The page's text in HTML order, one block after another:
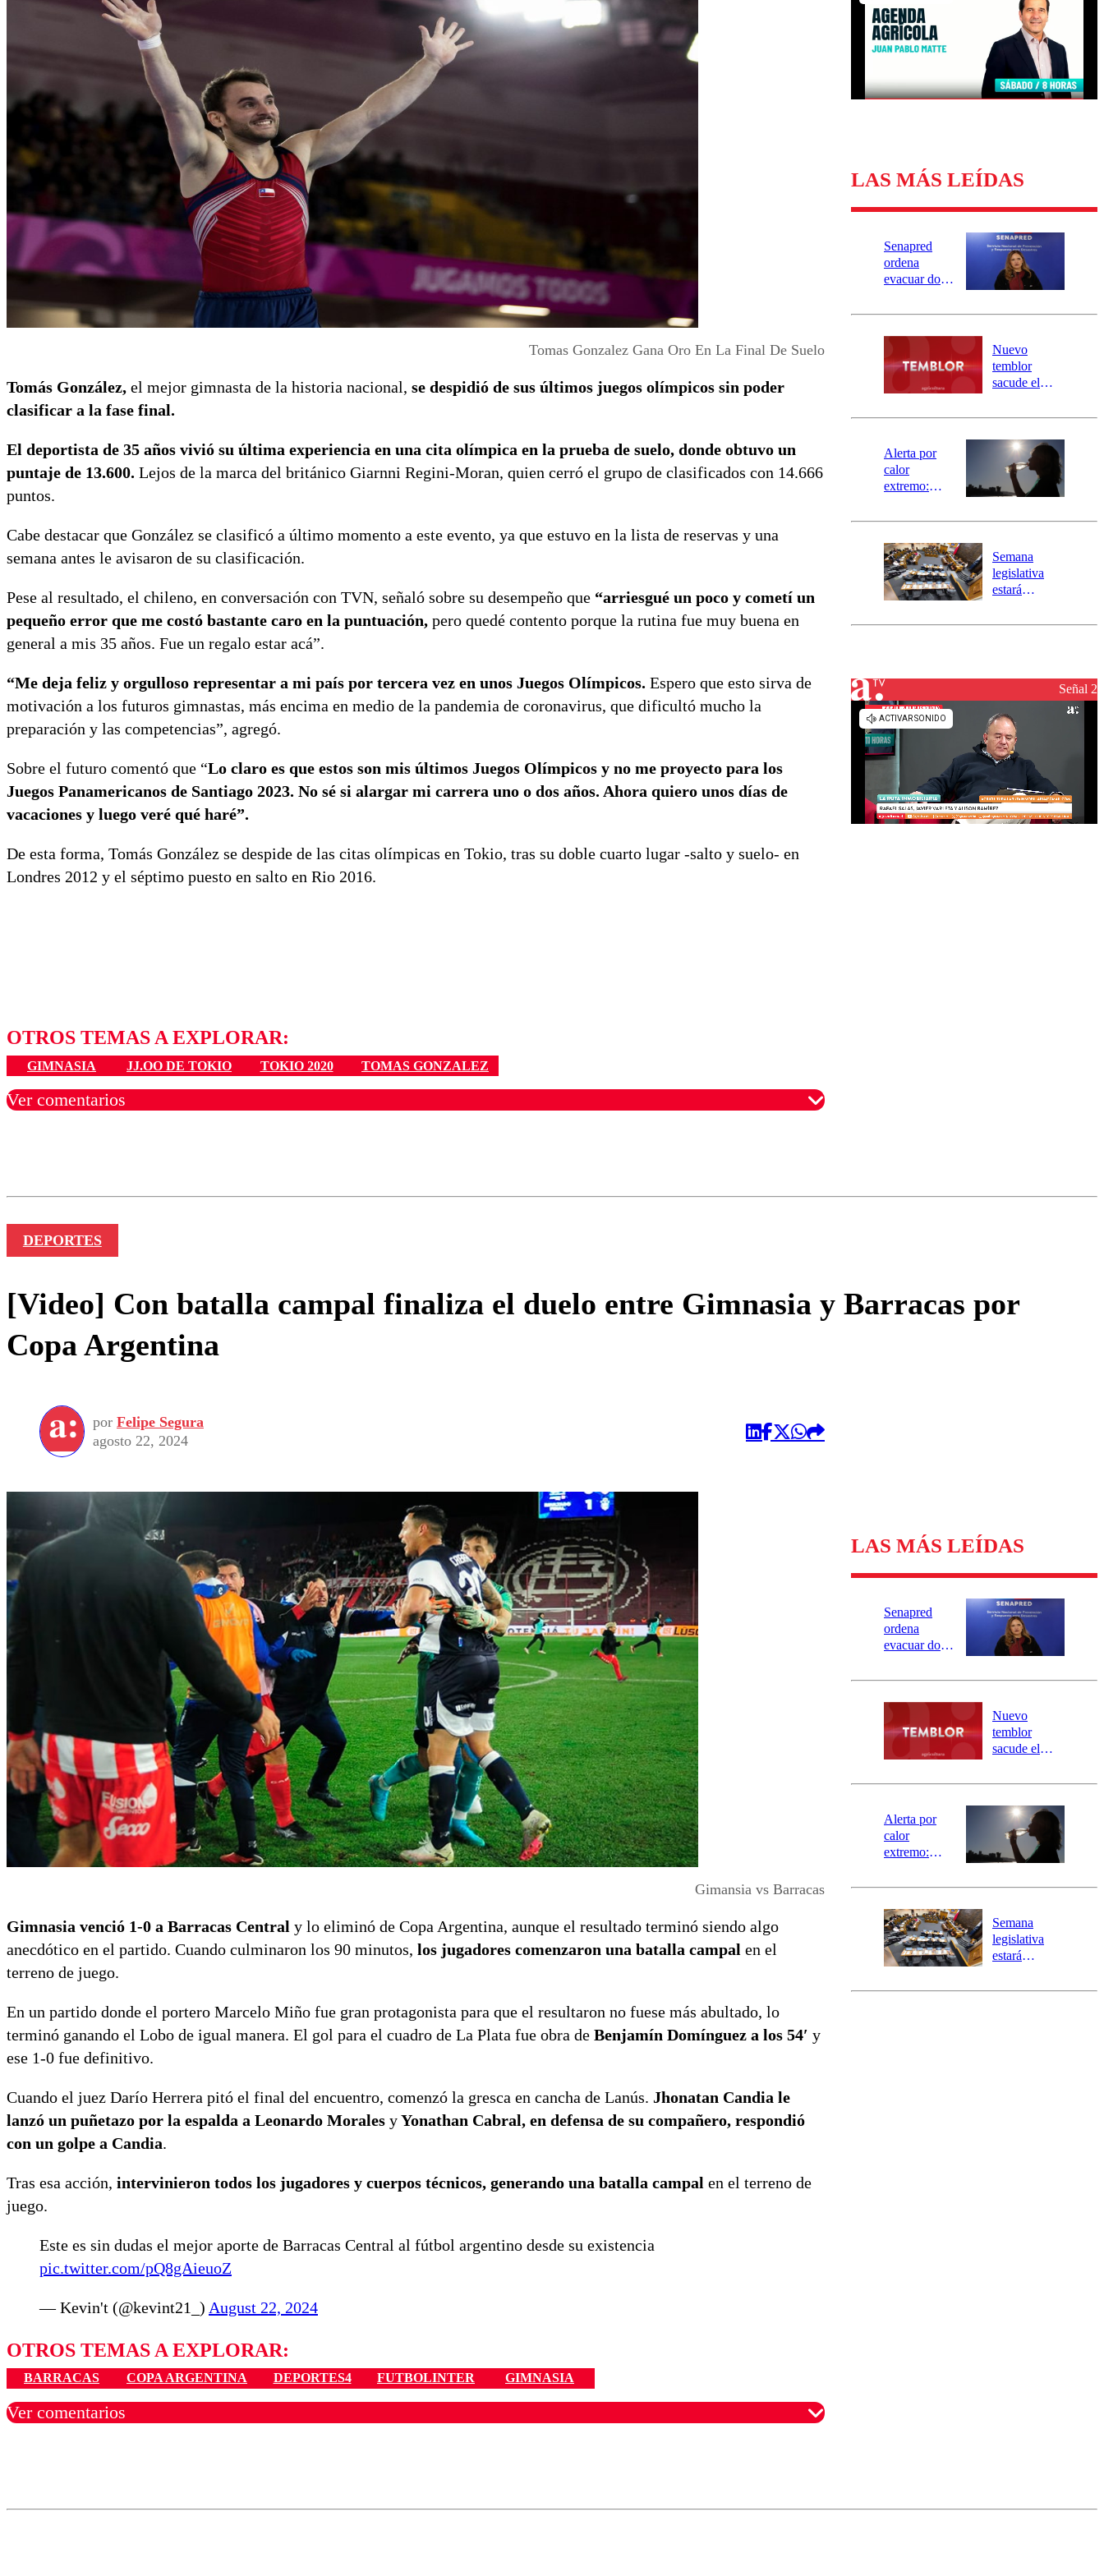
Universidad de Chile
Sustentabilidad
Tomas Gonzalez Gana Oro En La Final De Suelo
Tomás González, el mejor gimnasta de la historia nacional, se despidió de sus últimos juegos olímpicos sin poder
clasificar a la fase final.
El deportista de 35 años vivió su última experiencia en una cita olímpica en la prueba de suelo, donde obtuvo un
puntaje de 13.600. Lejos de la marca del británico Giarnni Regini-Moran, quien cerró el grupo de clasificados con 14.666
puntos.
Cabe destacar que González se clasificó a último momento a este evento, ya que estuvo en la lista de reservas y una
semana antes le avisaron de su clasificación.
Pese al resultado, el chileno, en conversación con TVN, señaló sobre su desempeño que “arriesgué un poco y cometí un
pequeño error que me costó bastante caro en la puntuación, pero quedé contento porque la rutina fue muy buena en
general a mis 35 años. Fue un regalo estar acá”.
“Me deja feliz y orgulloso representar a mi país por tercera vez en unos Juegos Olímpicos. Espero que esto sirva de
motivación a los futuros gimnastas, más encima en medio de la pandemia de coronavirus, que dificultó mucho la
preparación y las competencias”, agregó.
Sobre el futuro comentó que “Lo claro es que estos son mis últimos Juegos Olímpicos y no me proyecto para los
Juegos Panamericanos de Santiago 2023. No sé si alargar mi carrera uno o dos años. Ahora quiero unos días de
vacaciones y luego veré qué haré”.
De esta forma, Tomás González se despide de las citas olímpicas en Tokio, tras su doble cuarto lugar -salto y suelo- en
Londres 2012 y el séptimo puesto en salto en Rio 2016.
OTROS TEMAS A EXPLORAR:
GIMNASIA JJ.OO DE TOKIO TOKIO 2020 TOMAS GONZALEZ
Ver comentarios
LAS MÁS LEÍDAS
Senapred
ordena
evacuar dos
Carahue por
río Damas:
activa
mensajería
SAE
Nuevo
temblor
sacude el
revisa la
epicentro
Alerta por
calor
extremo:
activa Alerta
Preventiva en
tres comunas
Semana
legislativa
estará
el fin de la
reconstrucciónSeñal 2
DEPORTES
[Video] Con batalla campal finaliza el duelo entre Gimnasia y Barracas por
Copa Argentina
por Felipe Segura
agosto 22, 2024
Gimansia vs Barracas
Gimnasia venció 1-0 a Barracas Central y lo eliminó de Copa Argentina, aunque el resultado terminó siendo algo
anecdótico en el partido. Cuando culminaron los 90 minutos, los jugadores comenzaron una batalla campal en el
terreno de juego.
En un partido donde el portero Marcelo Miño fue gran protagonista para que el resultaron no fuese más abultado, lo
terminó ganando el Lobo de igual manera. El gol para el cuadro de La Plata fue obra de Benjamín Domínguez a los 54′ y
ese 1-0 fue definitivo.
Cuando el juez Darío Herrera pitó el final del encuentro, comenzó la gresca en cancha de Lanús. Jhonatan Candia le
lanzó un puñetazo por la espalda a Leonardo Morales yYonathan Cabral, en defensa de su compañero, respondió
con un golpe a Candia.
Tras esa acción, intervinieron todos los jugadores y cuerpos técnicos, generando una batalla campal en el terreno de
juego.
Este es sin dudas el mejor aporte de Barracas Central al fútbol argentino desde su existencia
pic.twitter.com/pQ8gAieuoZ
— Kevin't (@kevint21_) August 22, 2024
OTROS TEMAS A EXPLORAR:
BARRACAS COPA ARGENTINA DEPORTES4 FUTBOLINTER GIMNASIA
Ver comentarios
LAS MÁS LEÍDAS
Senapred
ordena
evacuar dos
Carahue por
río Damas:
activa
mensajería
SAE
Nuevo
temblor
sacude el
revisa la
epicentro
Alerta por
calor
extremo:
activa Alerta
Preventiva en
tres comunas
Semana
legislativa
estará
el fin de la